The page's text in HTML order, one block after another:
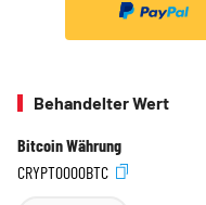
Behandelter Wert
Bitcoin Währung
CRYPT0000BTC